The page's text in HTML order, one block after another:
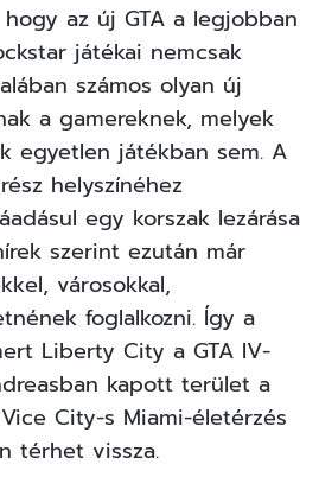
az új GTA a legjobban
játékai nemcsak
számos olyan új
a gamereknek, melyek
egyetlen játékban sem. A
helyszínéhez
egy korszak lezárása
szerint ezután már
városokkal,
foglalkozni. Így a
Liberty City a GTA IV-
kapott terület a
City-s Miami-életérzés
térhet vissza.